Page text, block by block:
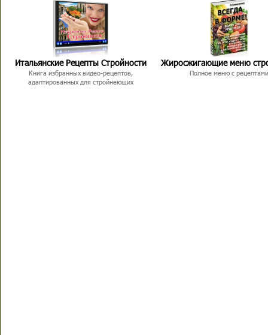
Итальянские Рецепты Стройности
Книга избранных видео-рецептов,
адаптированных для стройнеющих
Жиросжигающие меню
Полное меню с рецептами